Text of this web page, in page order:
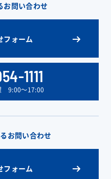
お問い合わせ
フォーム
1111
9:00〜17:00
お問い合わせ
フォーム